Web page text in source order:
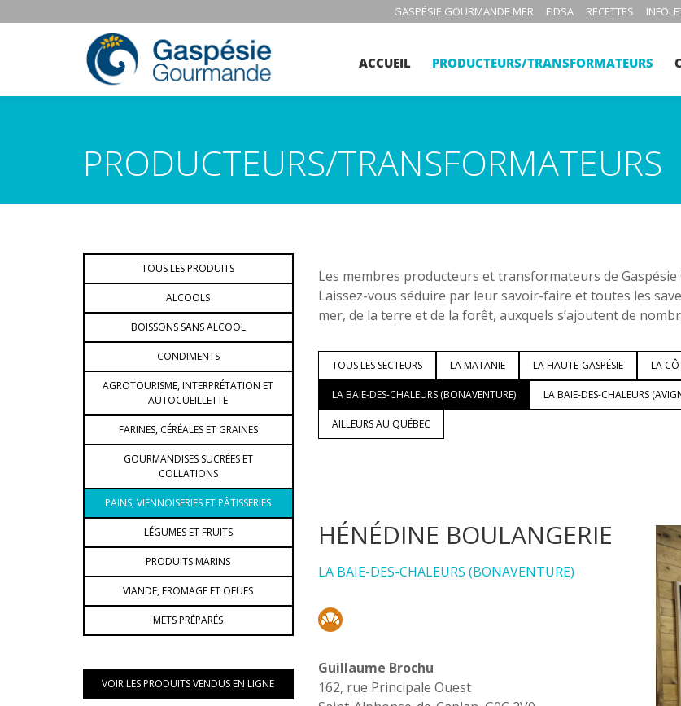
GASPÉSIE GOURMANDE MER FIDSA RECETTES
ACCUEIL PRODUCTEURS/TRANSFORMATEURS
PRODUCTEURS/TRANSFORMATEURS
TOUS LES PRODUITS
ALCOOLS
BOISSONS SANS ALCOOL
CONDIMENTS
AGROTOURISME, INTERPRÉTATION ET
AUTOCUEILLETTE
FARINES, CÉRÉALES ET GRAINES
GOURMANDISES SUCRÉES ET
COLLATIONS
PAINS, VIENNOISERIES ET PÂTISSERIES
LÉGUMES ET FRUITS
PRODUITS MARINS
VIANDE, FROMAGE ET OEUFS
METS PRÉPARÉS
VOIR LES PRODUITS VENDUS EN LIGNE
Les membres producteurs et transformateurs de
Laissez-vous séduire par leur savoir-faire et toutes les
mer, de la terre et de la forêt, auxquels s’ajoutent de
TOUS LES SECTEURS LA MATANIE LA HAUTE-GASPÉSIE LA
LA BAIE-DES-CHALEURS (BONAVENTURE) LA BAIE-DES-CHALEURS
AILLEURS AU QUÉBEC
HÉNÉDINE BOULANGERIE
LA BAIE-DES-CHALEURS (BONAVENTURE)
Guillaume Brochu
162, rue Principale Ouest